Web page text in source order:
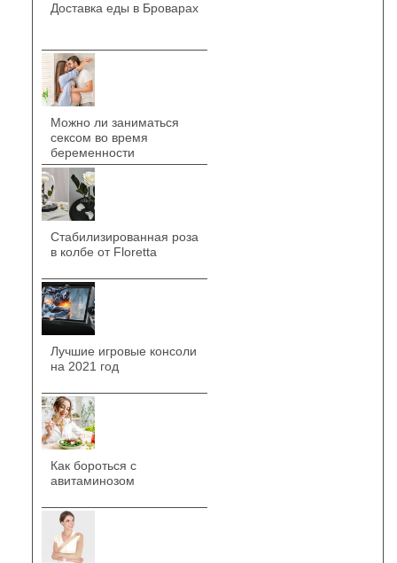
Доставка еды в Броварах
Можно ли заниматься
сексом во время
беременности
Стабилизированная роза
в колбе от Floretta
Лучшие игровые консоли
на 2021 год
Как бороться с
авитаминозом